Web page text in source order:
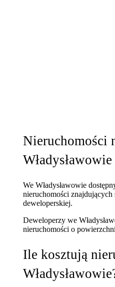
Nieruchomości
Władysławowie
We Władysławowie
nieruchomości
deweloperskiej.
Deweloperzy we
nieruchomościo
Ile kosztują